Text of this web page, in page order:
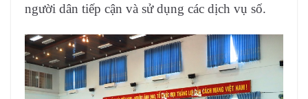
người dân tiếp cận và sử dụng các dịch vụ số.